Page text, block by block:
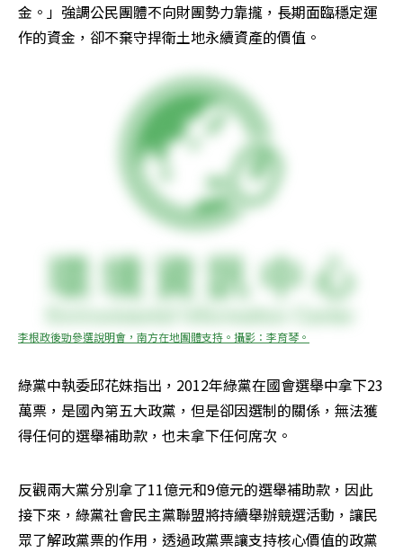
金。」強調公民團體不向財團勢力靠攏，長期面臨穩定運
作的資金，卻不棄守捍衛土地永續資產的價值。
李根政後勁參選說明會，南方在地團體支持。攝影：李育琴。
綠黨中執委邱花妹指出，2012年綠黨在國會選舉中拿下23
萬票，是國內第五大政黨，但是卻因選制的關係，無法獲
得任何的選舉補助款，也未拿下任何席次。
反觀兩大黨分別拿了11億元和9億元的選舉補助款，因此
接下來，綠黨社會民主黨聯盟將持續舉辦競選活動，讓民
眾了解政黨票的作用，透過政黨票讓支持核心價值的政黨